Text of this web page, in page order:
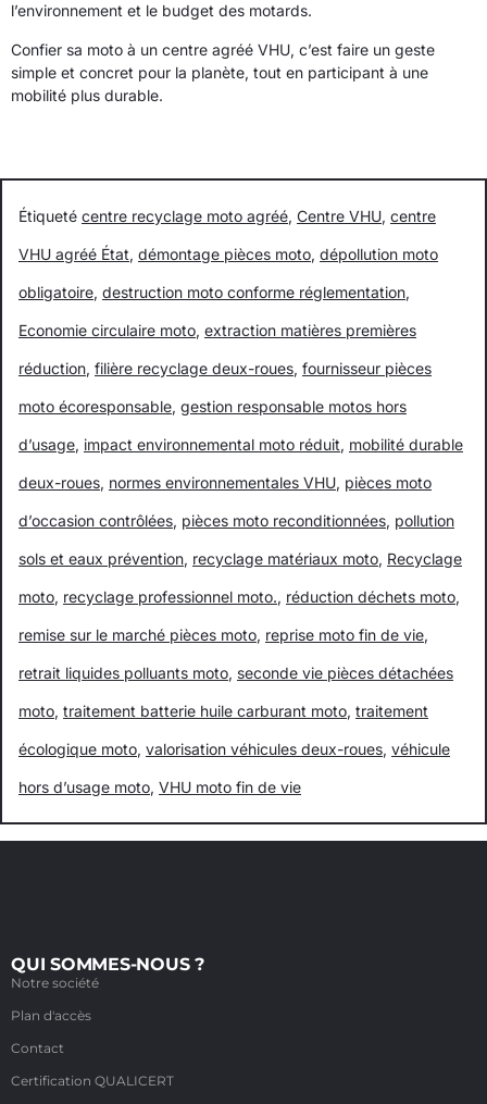
l’environnement et le budget des motards.
Confier sa moto à un centre agréé VHU, c’est faire un geste
simple et concret pour la planète, tout en participant à une
mobilité plus durable.
Étiqueté centre recyclage moto agréé, Centre VHU, centre
VHU agréé État, démontage pièces moto, dépollution moto
obligatoire, destruction moto conforme réglementation,
Economie circulaire moto, extraction matières premières
réduction, filière recyclage deux-roues, fournisseur pièces
moto écoresponsable, gestion responsable motos hors
d’usage, impact environnemental moto réduit, mobilité durable
deux-roues, normes environnementales VHU, pièces moto
d’occasion contrôlées, pièces moto reconditionnées, pollution
sols et eaux prévention, recyclage matériaux moto, Recyclage
moto, recyclage professionnel moto., réduction déchets moto,
remise sur le marché pièces moto, reprise moto fin de vie,
retrait liquides polluants moto, seconde vie pièces détachées
moto, traitement batterie huile carburant moto, traitement
écologique moto, valorisation véhicules deux-roues, véhicule
hors d’usage moto, VHU moto fin de vie
QUI SOMMES-NOUS ?
Notre société
Plan d'accès
Contact
Certification QUALICERT